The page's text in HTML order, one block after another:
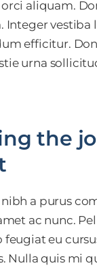
aliquam.
Integer vestiba
efficitur.
urna
the
a purus
ac nunc.
feugiat eu
Nulla quis mi